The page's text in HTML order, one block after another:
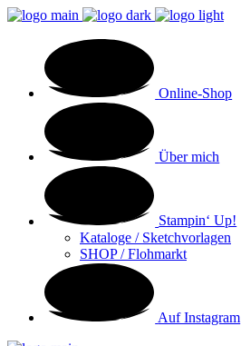
Online-Shop
Über mich
Stampin‘ Up!
Kataloge / Sketchvorlagen
SHOP / Flohmarkt
Auf Instagram